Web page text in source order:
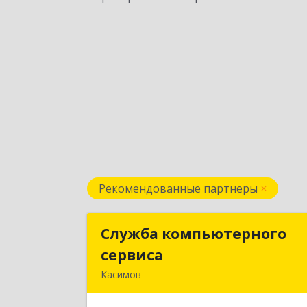
Рекомендованные партнеры
Служба компьютерного
сервиса
Касимов
Служба компьютерного